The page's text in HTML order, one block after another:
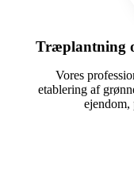
Træplantning
Vores
etablering af
ejendom,